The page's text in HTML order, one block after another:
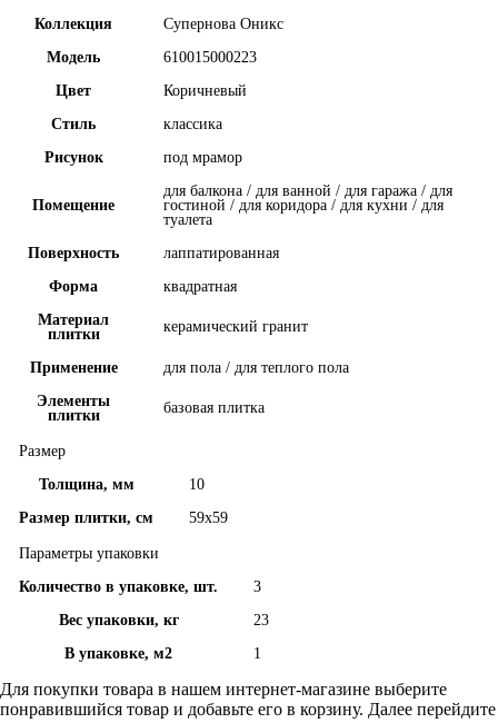
Коллекция
Супернова Оникс
Модель
610015000223
Цвет
Коричневый
Стиль
классика
Рисунок
под мрамор
Помещение
для балкона / для ванной / для гаража / для
гостиной / для коридора / для кухни / для
туалета
Поверхность
лаппатированная
Форма
квадратная
Материал
плитки
керамический гранит
Применение
для пола / для теплого пола
Элементы
плитки
базовая плитка
Размер
Толщина, мм
10
Размер плитки, см
59x59
Параметры упаковки
Количество в упаковке, шт.
3
Вес упаковки, кг
23
В упаковке, м2
1
Для покупки товара в нашем интернет-магазине выберите
понравившийся товар и добавьте его в корзину. Далее перейдите